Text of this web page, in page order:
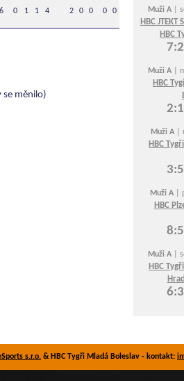
6 0 1 1 4 2 0 0 0 0
se měnilo)
Muži A|
HBC
HBC
7:2
Muži A|
HBC
2:1
Muži A|
HBC
3:5
Muži A|
HBC
8:5
Muži A|
HBC
6:3
s.r.o. & HBC Tygři Mladá Boleslav - kontakt: